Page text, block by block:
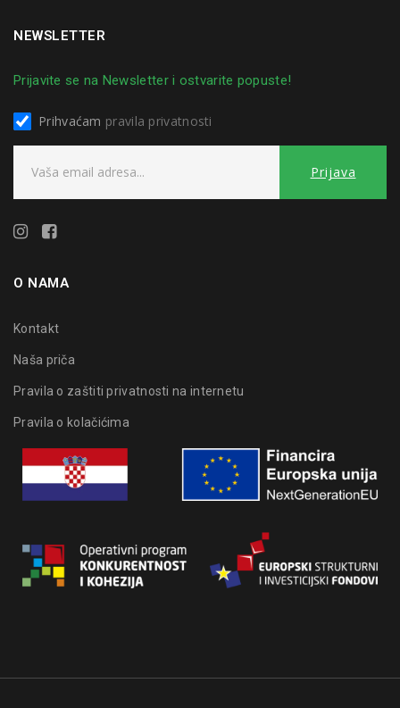
NEWSLETTER
Prijavite se na Newsletter i ostvarite popuste!
Prihvaćam pravila privatnosti
O NAMA
Kontakt
Naša priča
Pravila o zaštiti privatnosti na internetu
Pravila o kolačićima